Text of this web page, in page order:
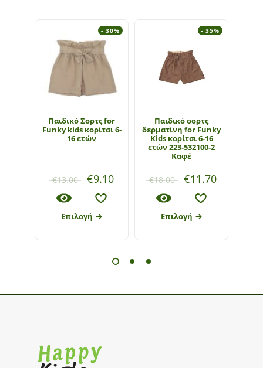
- 30%
Παιδικό Σορτς for
Funky kids κορίτσι 6-
16 ετών
€13.00 €9.10
Επιλογή
- 35%
Παιδικό σορτς
δερματίνη for Funky
Kids κορίτσι 6-16
ετών 223-532100-2
Καφέ
€18.00 €11.70
Επιλογή